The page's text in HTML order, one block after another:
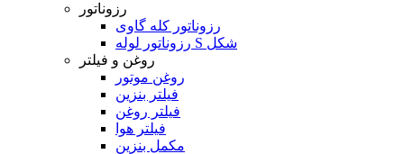
رزوناتور
رزوناتور کله گاوی
رزوناتور لوله S شکل
روغن و فیلتر
روغن موتور
فیلتر بنزین
فیلتر روغن
فیلتر هوا
مکمل بنزین